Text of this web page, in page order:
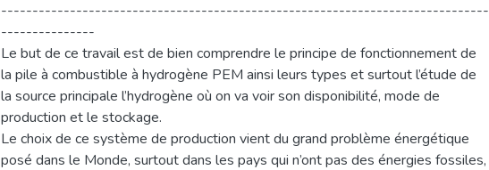
------------------------------------------------------------------------------
---------------
Le but de ce travail est de bien comprendre le principe de fonctionnement de
la pile à combustible à hydrogène PEM ainsi leurs types et surtout l’étude de
la source principale l’hydrogène où on va voir son disponibilité, mode de
production et le stockage.
Le choix de ce système de production vient du grand problème énergétique
posé dans le Monde, surtout dans les pays qui n’ont pas des énergies fossiles,